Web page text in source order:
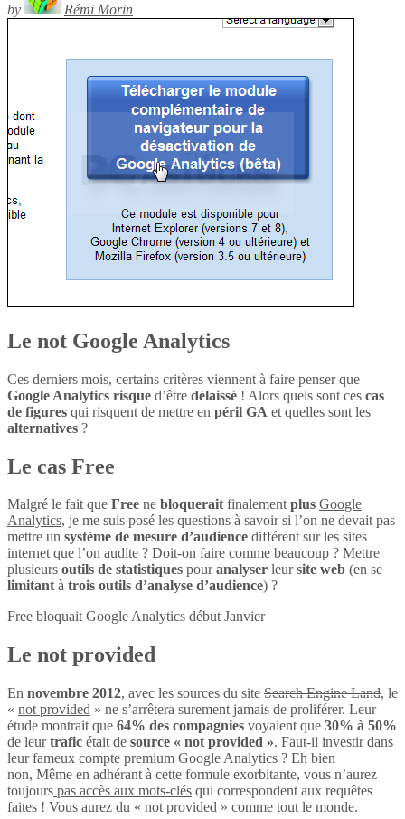
by Rémi Morin
Le not Google Analytics
Ces derniers mois, certains critères viennent à faire penser que
Google Analytics risque d’être délaissé ! Alors quels sont ces cas
de figures qui risquent de mettre en péril GA et quelles sont les
alternatives ?
Le cas Free
Malgré le fait que Free ne bloqueraitfinalementplus Google
Analytics, je me suis posé les questions à savoir si l’on ne devait pas
mettre un système de mesure d’audience différent sur les sites
internet que l’on audite ? Doit-on faire comme beaucoup ? Mettre
plusieurs outils de statistiques pouranalyser leursite web (en se
limitantà trois outils d’analyse d’audience) ?
Free bloquait Google Analytics début Janvier
Le not provided
En novembre 2012, avec les sources du site Search Engine Land, le
« not provided » ne s’arrêtera surement jamais de proliférer. Leur
étude montrait que 64% des compagnies voyaient que 30% à 50%
de leurtrafic était de source « not provided ». Faut-il investir dans
leur fameux compte premium Google Analytics ? Eh bien
non, Même en adhérant à cette formule exorbitante, vous n’aurez
toujours pas accès aux mots-clés qui correspondent aux requêtes
faites ! Vous aurez du « not provided » comme tout le monde.